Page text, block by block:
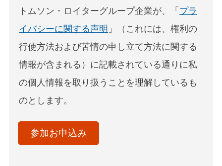
トムソン・ロイターグループ企業が、「 プラ
イバシーに関する声明 」（これには、権利の
行使方法および苦情の申し立て方法に関する
情報が含まれる）に記載されている通りに私
の個人情報を取り扱うことを理解しているも
のとします。
参加お申込み